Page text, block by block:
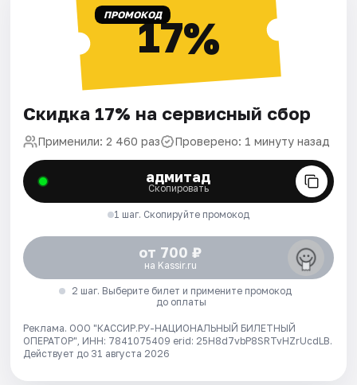
ПРОМОКОД17%
Скидка 17% на сервисный сбор
Применили: 2 460 раз Проверено: 1 минуту назад
адмитад
Скопировать
1 шаг. Скопируйте промокод
от 700 ₽
на Kassir.ru
2 шаг. Выберите билет и примените промокод
до оплаты
Реклама. ООО "КАССИР.РУ-НАЦИОНАЛЬНЫЙ БИЛЕТНЫЙ
ОПЕРАТОР", ИНН: 7841075409 erid: 25H8d7vbP8SRTvHZrUcdLB.
Действует до 31 августа 2026